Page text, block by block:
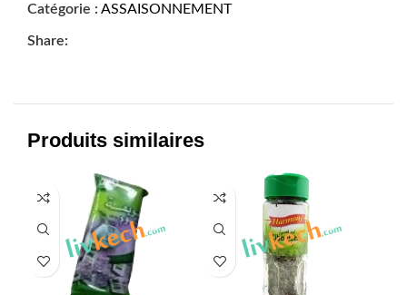
Catégorie : ASSAISONNEMENT
Share:
Produits similaires